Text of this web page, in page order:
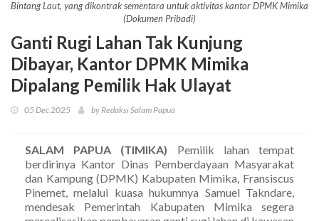
Bintang Laut, yang dikontrak sementara untuk aktivitas kantor DPMK Mimika
(Dokumen Pribadi)
Ganti Rugi Lahan Tak Kunjung
Dibayar, Kantor DPMK Mimika
Dipalang Pemilik Hak Ulayat
05 Dec 2025 by Redaksi Salam Papua
SALAM PAPUA (TIMIKA) Pemilik lahan tempat
berdirinya Kantor Dinas Pemberdayaan Masyarakat
dan Kampung (DPMK) Kabupaten Mimika, Fransiscus
Pinemet, melalui kuasa hukumnya Samuel Takndare,
mendesak Pemerintah Kabupaten Mimika segera